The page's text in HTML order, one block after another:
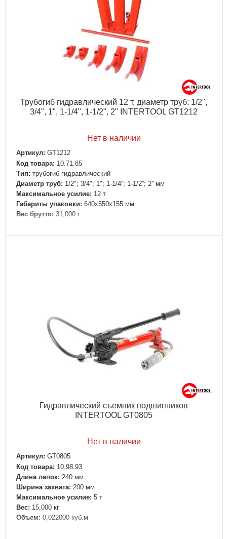
Трубогиб гидравлический 12 т, диаметр труб: 1/2",
3/4", 1", 1-1/4", 1-1/2", 2" INTERTOOL GT1212
Нет в наличии
Артикул: GT1212
Код товара: 10.71.85
Tип: трубогиб гидравлический
Диаметр труб: 1/2"; 3/4"; 1"; 1-1/4''; 1-1/2''; 2'' мм
Максимальное усилие: 12 т
Габариты упаковки: 640x550x155 мм
Вес брутто: 31,000 г
Подробнее...
Гидравлический съемник подшипников
INTERTOOL GT0805
Нет в наличии
Артикул: GT0805
Код товара: 10.98.93
Длина лапок: 240 мм
Ширина захвата: 200 мм
Максимальное усилие: 5 т
Вес: 15,000 кг
Объем: 0,022000 куб.м